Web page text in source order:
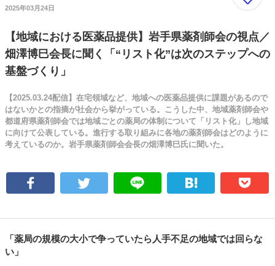
2025年03月24日
【地域における医薬品提供】岩手県薬剤師会の視点／
畑澤博巳会長に聞く「“リスト化”は次のステップへの
基盤づくり」
【2025.03.24配信】在宅領域など、地域への医薬品提供に課題があるので
はないかとの指摘が社会から挙がっている。こうした中、地域薬剤師会や
都道府県薬剤師会では地域ごとの薬局の体制について「リスト化」し地域
に向けて公表している。進行する取り組みに各地の薬剤師会はどのように
考えているのか。岩手県薬剤師会会長の畑澤博巳氏に聞いた。
「薬局の規模の大小で争っていたら人手不足の地域では回らな
い」